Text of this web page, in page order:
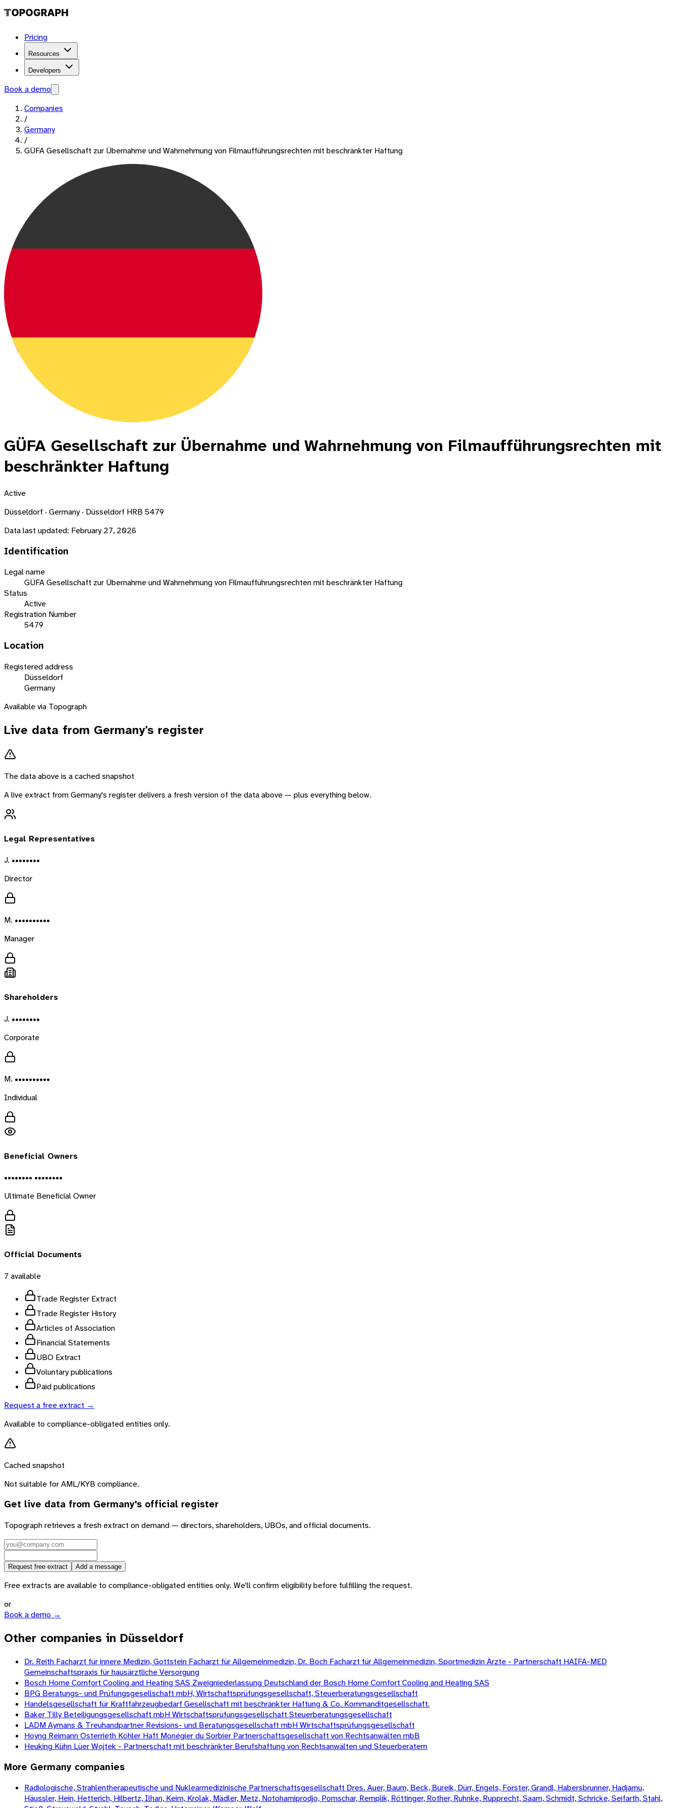
Pricing
Resources
Developers
Book a demo
Companies
/
Germany
/
GÜFA Gesellschaft zur Übernahme und Wahrnehmung von Filmaufführungsrechten mit beschränkter Haftung
GÜFA Gesellschaft zur Übernahme und Wahrnehmung von Filmaufführungsrechten mit
beschränkter Haftung
Active
Düsseldorf · Germany · Düsseldorf HRB 5479
Data last updated: February 27, 2026
Identification
Legal name
GÜFA Gesellschaft zur Übernahme und Wahrnehmung von Filmaufführungsrechten mit beschränkter Haftung
Status
Active
Registration Number
5479
Location
Registered address
Düsseldorf
Germany
Available via Topograph
Live data from Germany's register
The data above is a cached snapshot
A live extract fromGermany's register delivers a fresh version of the data above — plus everything below.
Legal Representatives
J. ••••••••
Director
M. ••••••••••
Manager
Shareholders
J. ••••••••
Corporate
M. ••••••••••
Individual
Beneficial Owners
•••••••• ••••••••
Ultimate Beneficial Owner
Official Documents
7 available
Trade Register Extract
Trade Register History
Articles of Association
Financial Statements
UBO Extract
Voluntary publications
Paid publications
Request a free extract →
Available to compliance-obligated entities only.
Cached snapshot
Not suitable for AML/KYB compliance.
Get live data from Germany's official register
Topograph retrieves a fresh extract on demand — directors, shareholders, UBOs, and official documents.
Request free extract Add a message
Free extracts are available to compliance-obligated entities only. We'll confirm eligibility before fulfilling the request.
or
Book a demo →
Other companies in Düsseldorf
Dr. Reith Facharzt für innere Medizin, Gottstein Facharzt für Allgemeinmedizin, Dr. Boch Facharzt für Allgemeinmedizin, Sportmedizin Ärzte - Partnerschaft HAIFA-MED
Gemeinschaftspraxis für hausärztliche Versorgung
Bosch Home Comfort Cooling and Heating SAS Zweigniederlassung Deutschland der Bosch Home Comfort Cooling and Heating SAS
BPG Beratungs- und Prüfungsgesellschaft mbH, Wirtschaftsprüfungsgesellschaft, Steuerberatungsgesellschaft
Handelsgesellschaft für Kraftfahrzeugbedarf Gesellschaft mit beschränkter Haftung & Co. Kommanditgesellschaft.
Baker Tilly Beteiligungsgesellschaft mbH Wirtschaftsprüfungsgesellschaft Steuerberatungsgesellschaft
LADM Aymans & Treuhandpartner Revisions- und Beratungsgesellschaft mbH Wirtschaftsprüfungsgesellschaft
Hoyng Reimann Osterrieth Köhler Haft Monégier du Sorbier Partnerschaftsgesellschaft von Rechtsanwälten mbB
Heuking Kühn Lüer Wojtek - Partnerschaft mit beschränkter Berufshaftung von Rechtsanwälten und Steuerberatern
More Germany companies
Radiologische, Strahlentherapeutische und Nuklearmedizinische Partnerschaftsgesellschaft Dres. Auer, Baum, Beck, Bureik, Dürr, Engels, Forster, Grandl, Habersbrunner, Hadjamu,
Häussler, Hein, Hetterich, Hilbertz, Ilhan, Keim, Krolak, Mädler, Metz, Notohamiprodjo, Pomschar, Remplik, Röttinger, Rother, Ruhnke, Rupprecht, Saam, Schmidt, Schricke, Seifarth, Stahl,